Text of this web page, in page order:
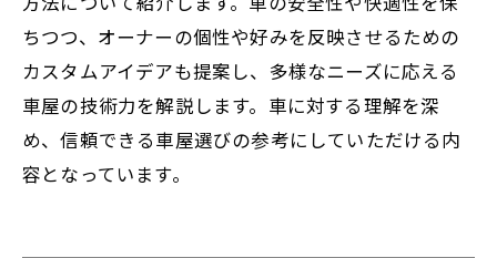
ちつつ、オーナーの個性や好みを反映させるための
カスタムアイデアも提案し、多様なニーズに応える
車屋の技術力を解説します。車に対する理解を深
め、信頼できる車屋選びの参考にしていただける内
容となっています。